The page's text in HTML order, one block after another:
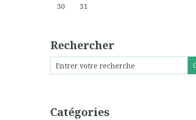
30
31
Rechercher
Catégories